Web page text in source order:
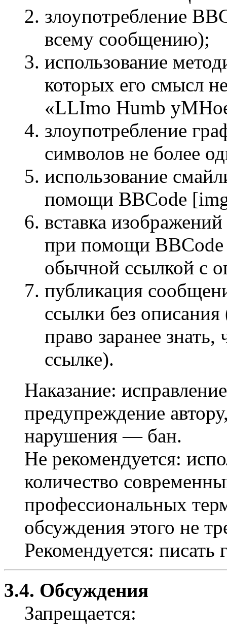
злоупотребление
всему сообщению);
использование
которых его смысл
«LLImo Humb
злоупотребление
символов не более
использование
помощи BBCode
вставка
при помощи BBCode
обычной ссылкой с
публикация
ссылки без
право заранее
ссылке).
Наказание:
предупреждение
нарушения — бан.
Не рекомендуется:
количество
профессиональных
обсуждения этого не
Рекомендуется: писать
3.4. Обсуждения
Запрещается: